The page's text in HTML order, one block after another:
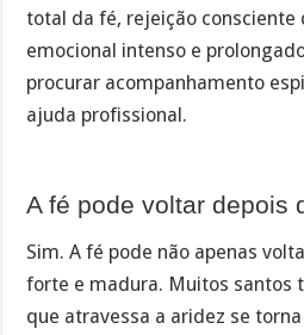
total da fé, rejeição consciente
emocional intenso e
procurar acompanhamento
ajuda profissional.
A fé pode voltar depois
Sim. A fé pode não apenas
forte e madura. Muitos santos
que atravessa a aridez se